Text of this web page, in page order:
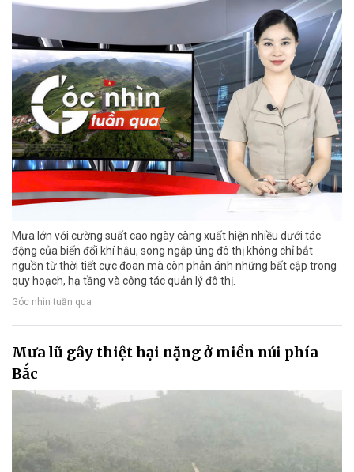
Mưa lớn với cường suất cao ngày càng xuất hiện nhiều dưới tác
động của biến đổi khí hậu, song ngập úng đô thị không chỉ bắt
nguồn từ thời tiết cực đoan mà còn phản ánh những bất cập trong
quy hoạch, hạ tầng và công tác quản lý đô thị.
Góc nhìn tuần qua
Mưa lũ gây thiệt hại nặng ở miền núi phía
Bắc